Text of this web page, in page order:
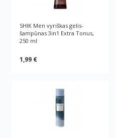
SHIK Men vyriškas gelis-
šampūnas 3in1 Extra Тonus,
250 ml
1,99 €